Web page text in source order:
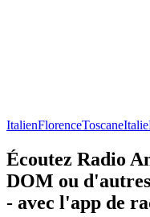
ItalienFlorenceToscaneItalie
Écoutez Radio
DOM ou
- avec l'app de